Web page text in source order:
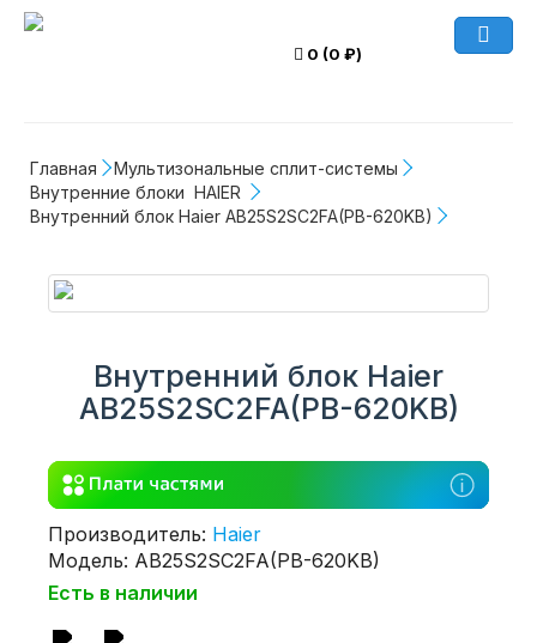
0 (0 ₽)
Главная
Мультизональные сплит-системы
Внутренние блоки  HAIER
Внутренний блок Haier AB25S2SC2FA(PB-620KB)
Внутренний блок Haier
AB25S2SC2FA(PB-620KB)
Производитель: Haier
Модель: AB25S2SC2FA(PB-620KB)
Есть в наличии